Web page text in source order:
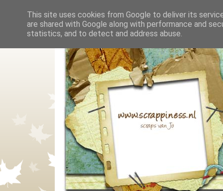
This site uses cookies from Google to deliver its
are shared with Google along with performance and
statistics, and to detect and address abuse.